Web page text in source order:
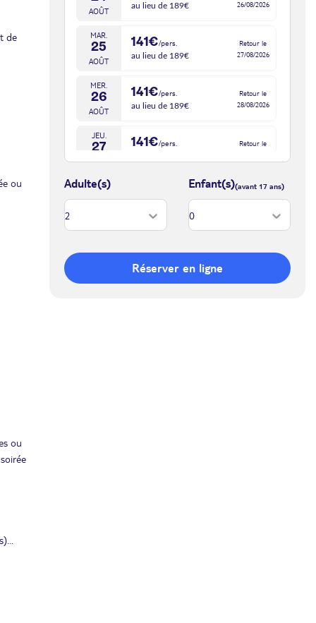
de
ou
ou
AOÛT
au lieu de 189€
26/08/2026
MAR.
25
AOÛT
141€/pers.
au lieu de 189€
Retour le
27/08/2026
MER.
26
AOÛT
141€/pers.
au lieu de 189€
Retour le
28/08/2026
JEU.
27
AOÛT
141€/pers.
Retour le
Adulte(s) Enfant(s)
Réserver en ligne